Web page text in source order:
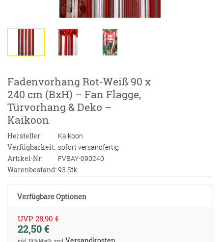
Fadenvorhang Rot-Weiß 90 x
240 cm (BxH) – Fan Flagge,
Türvorhang & Deko –
Kaikoon
Hersteller:
Kaikoon
Verfügbarkeit: sofort versandfertig
Artikel-Nr:
FVBAY-090240
Warenbestand:93 Stk.
Verfügbare Optionen
UVP 28,90 €
22,50 €